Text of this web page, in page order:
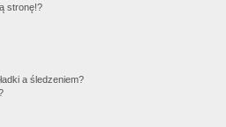
stronę!?
a śledzeniem?